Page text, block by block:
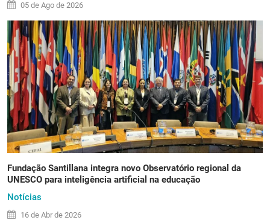
05 de Ago de 2026
Fundação Santillana integra novo Observatório regional da
UNESCO para inteligência artificial na educação
Notícias
16 de Abr de 2026